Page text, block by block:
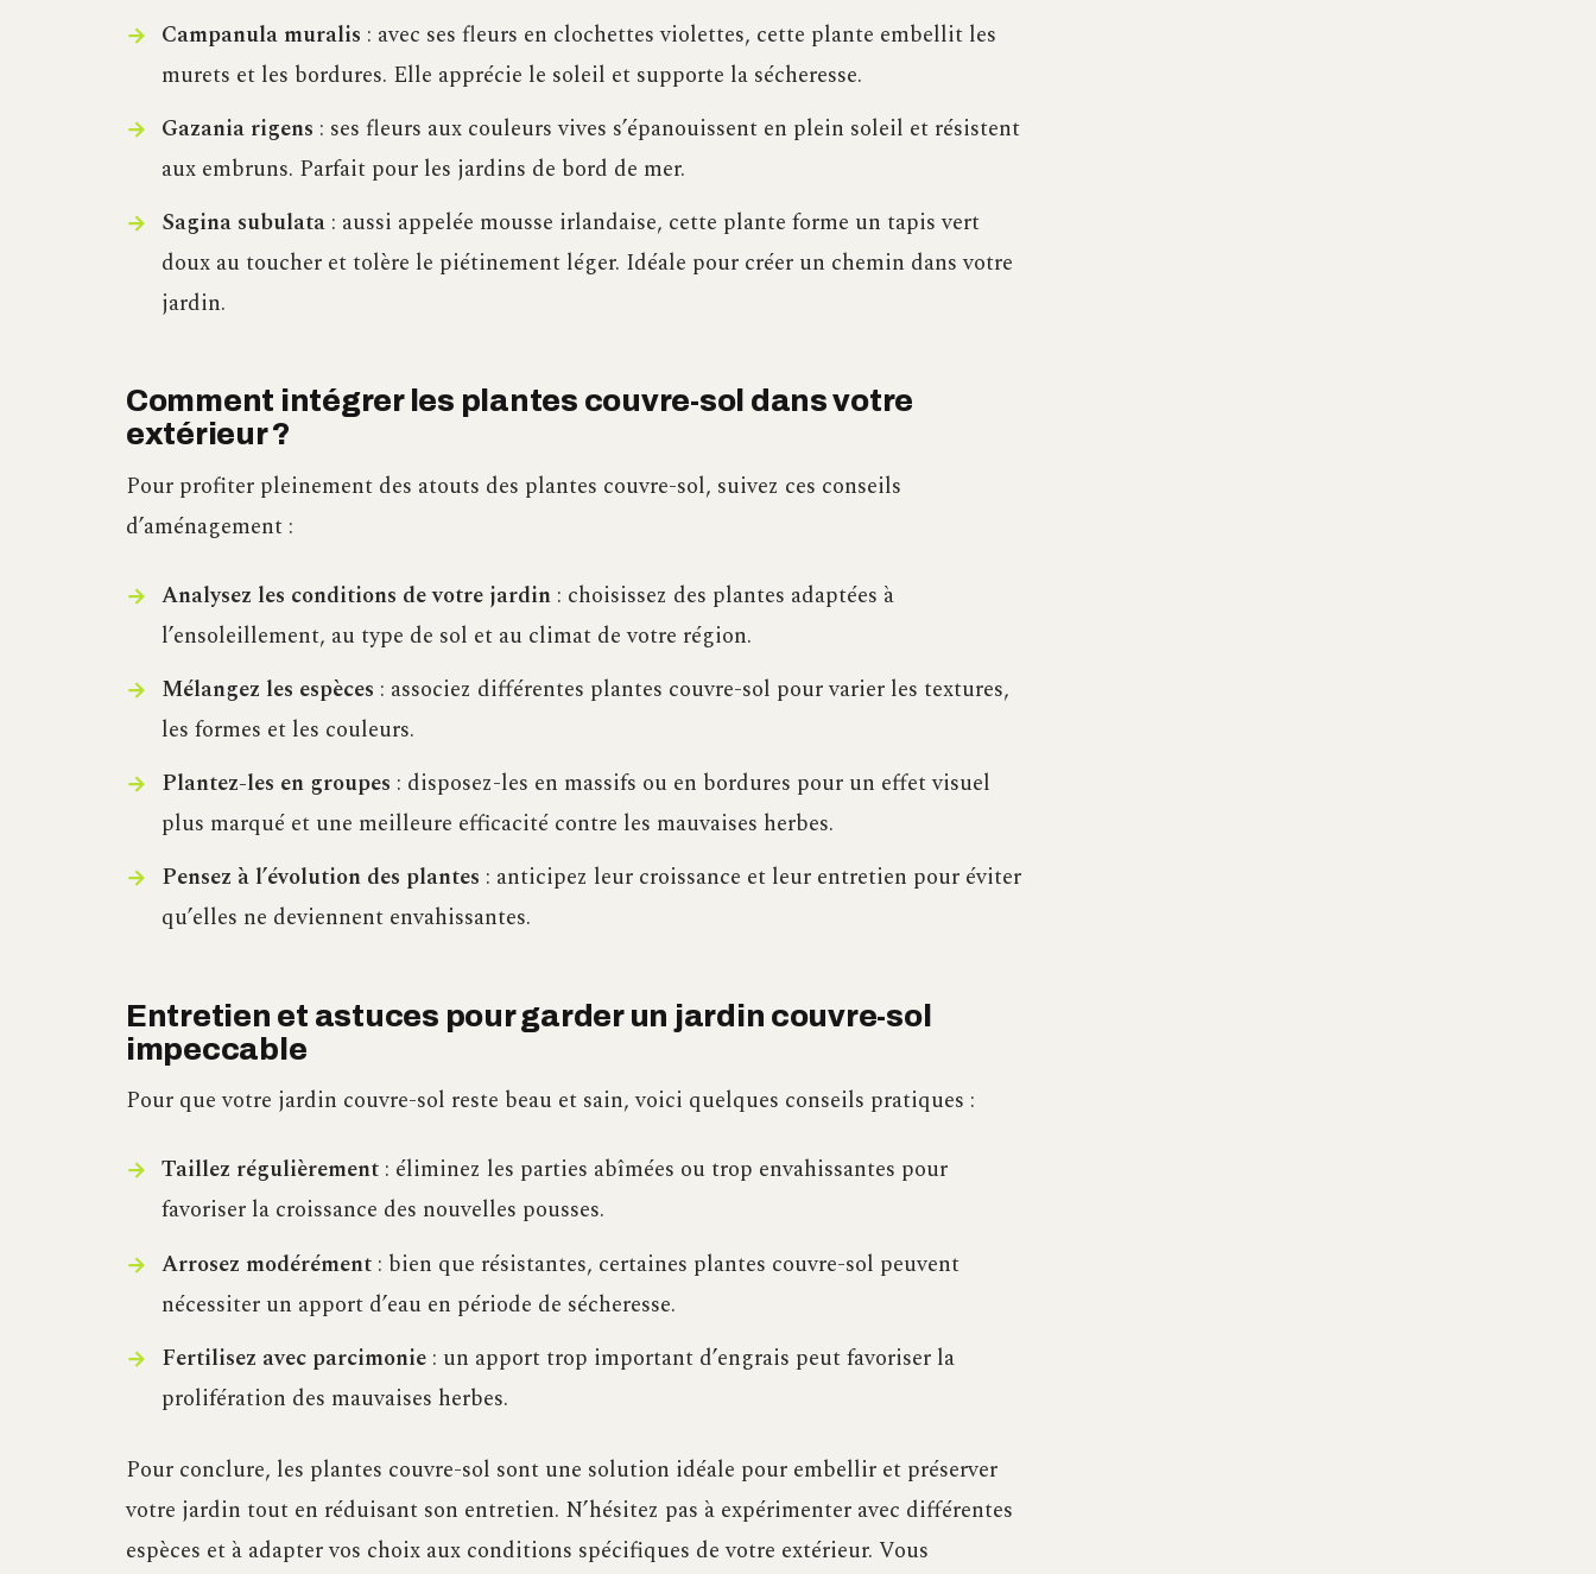
Campanula muralis : avec ses fleurs en clochettes violettes, cette plante embellit les
murets et les bordures. Elle apprécie le soleil et supporte la sécheresse.
Gazania rigens : ses fleurs aux couleurs vives s’épanouissent en plein soleil et résistent
aux embruns. Parfait pour les jardins de bord de mer.
Sagina subulata: aussi appelée mousse irlandaise, cette plante forme un tapis vert
doux au toucher et tolère le piétinement léger. Idéale pour créer un chemin dans votre
jardin.
Comment intégrer les plantes couvre-sol dans votre
extérieur ?
Pour profiter pleinement des atouts des plantes couvre-sol, suivez ces conseils
d’aménagement :
Analysez les conditions de votre jardin: choisissez des plantes adaptées à
l’ensoleillement, au type de sol et au climat de votre région.
Mélangez les espèces : associez différentes plantes couvre-sol pour varier les textures,
les formes et les couleurs.
Plantez-les en groupes : disposez-les en massifs ou en bordures pour un effet visuel
plus marqué et une meilleure efficacité contre les mauvaises herbes.
Pensez à l’évolution des plantes : anticipez leur croissance et leur entretien pour éviter
qu’elles ne deviennent envahissantes.
Entretien et astuces pour garder un jardin couvre-sol
impeccable
Pour que votre jardin couvre-sol reste beau et sain, voici quelques conseils pratiques :
Taillez régulièrement: éliminez les parties abîmées ou trop envahissantes pour
favoriser la croissance des nouvelles pousses.
Arrosez modérément: bien que résistantes, certaines plantes couvre-sol peuvent
nécessiter un apport d’eau en période de sécheresse.
Fertilisez avec parcimonie: un apport trop important d’engrais peut favoriser la
prolifération des mauvaises herbes.
Pour conclure, les plantes couvre-sol sont une solution idéale pour embellir et préserver
votre jardin tout en réduisant son entretien. N’hésitez pas à expérimenter avec différentes
espèces et à adapter vos choix aux conditions spécifiques de votre extérieur. Vous